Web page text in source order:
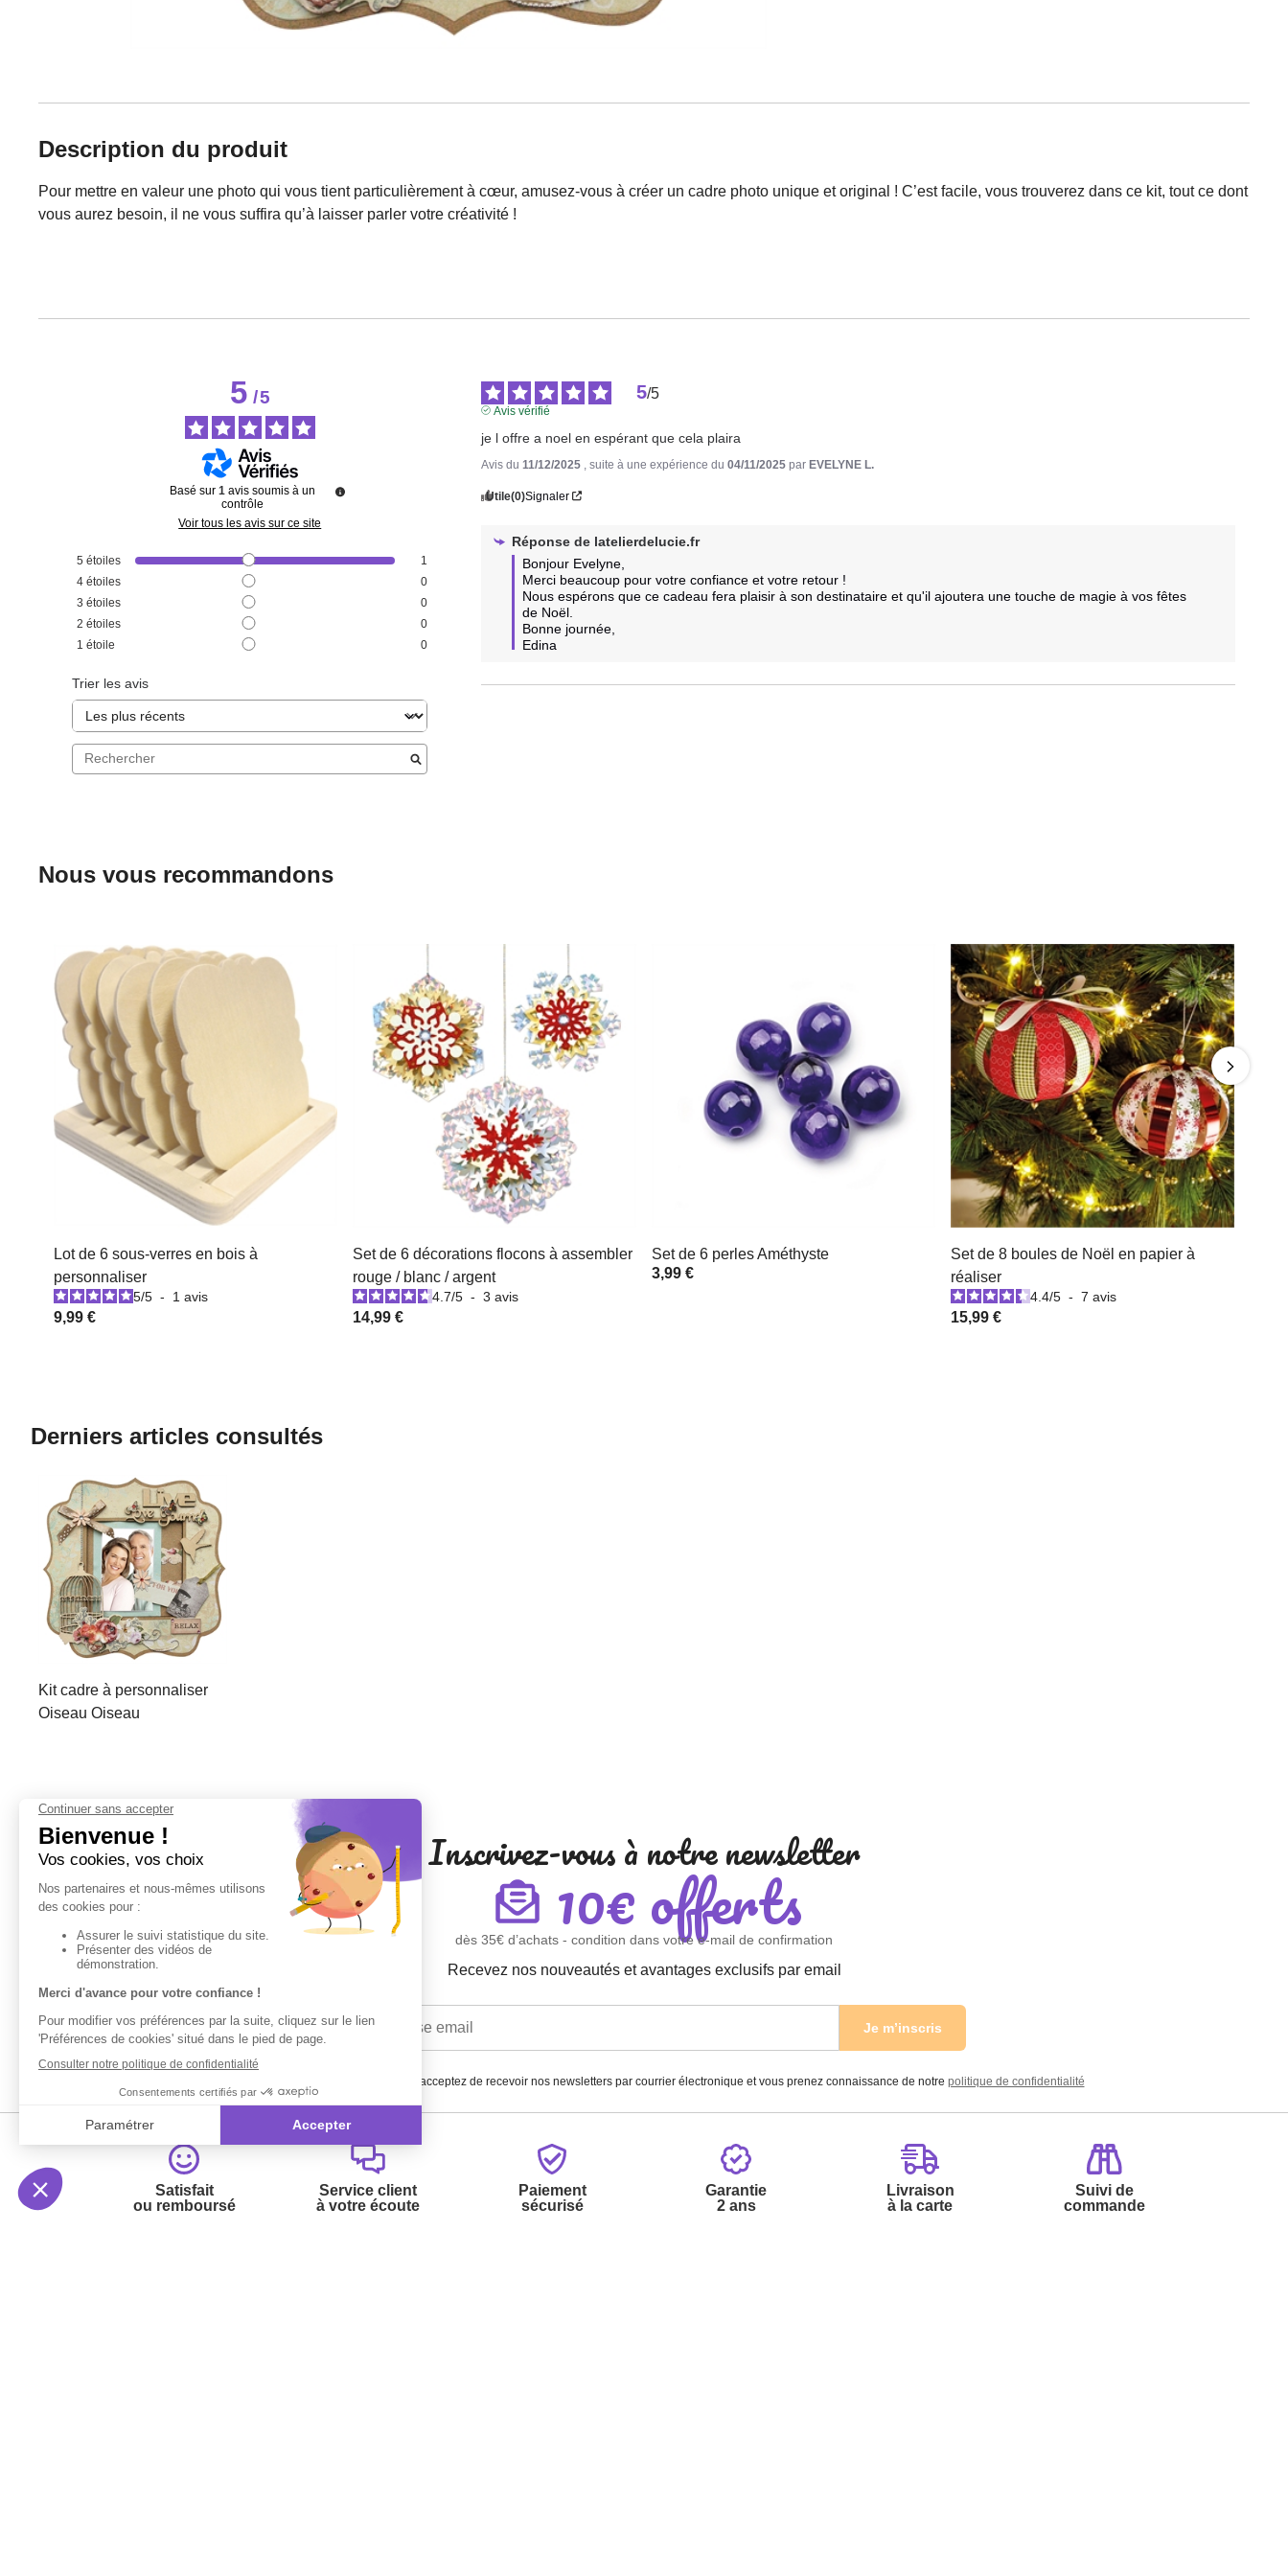
Description du produit
Pour mettre en valeur une photo qui vous tient particulièrement à cœur, amusez-vous à créer un cadre photo unique et original ! C’est facile, vous trouverez dans ce kit, tout ce dont
vous aurez besoin, il ne vous suffira qu’à laisser parler votre créativité !
5/5
Basé sur 1 avis soumis à un
contrôle
Voir tous les avis sur ce site
5 étoiles
1
4 étoiles
0
3 étoiles
0
2 étoiles
0
1 étoile 0
Trier les avis
5/5
Avis vérifié
je l offre a noel en espérant que cela plaira
Avis du 11/12/2025 , suite à une expérience du04/11/2025 parEVELYNE L.
Utile(0)Signaler
Réponse de latelierdelucie.fr
Bonjour Evelyne,
Merci beaucoup pour votre confiance et votre retour !
Nous espérons que ce cadeau fera plaisir à son destinataire et qu'il ajoutera une touche de magie à vos fêtes
de Noël.
Bonne journée,
Edina
Nous vous recommandons
Lot de 6 sous-verres en bois à
personnaliser
5/5 - 1 avis
9,99 €
Set de 6 décorations flocons à assembler
rouge / blanc / argent
4.7/5 - 3 avis
14,99 €
Set de 6 perles Améthyste
3,99 €
Set de 8 boules de Noël en papier à
réaliser
4.4/5 - 7 avis
15,99 €
Derniers articles consultés
Kit cadre à personnaliser
Oiseau Oiseau
Inscrivez-vous à notre newsletter
10€ offerts
dès 35€ d’achats - condition dans votre e-mail de confirmation
Recevez nos nouveautés et avantages exclusifs par email
Je m’inscris
En renseignant votre adresse email vous acceptez de recevoir nos newsletters par courrier électronique et vous prenez connaissance de notre politique de confidentialité
Satisfait
ou remboursé
Service client
à votre écoute
Paiement
sécurisé
Garantie
2 ans
Livraison
à la carte
Suivi de
commande